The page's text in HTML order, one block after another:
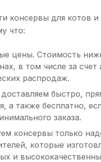
консервы для котов
что:
цены. Стоимость
в том числе за счет
распродаж.
быстро,
а также бесплатно,
заказа.
консервы только
которые
и